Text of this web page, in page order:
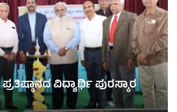
ವಿದ್ಯಾರ್ಥಿ ಪುರಸ್ಕಾರ